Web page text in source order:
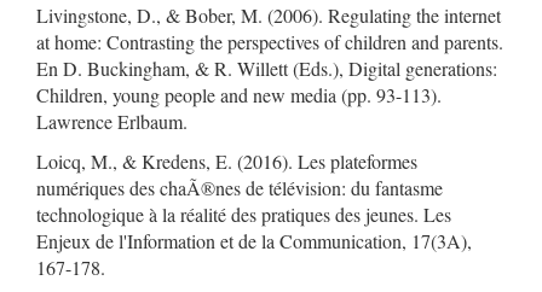
Livingstone, D., & Bober, M. (2006). Regulating the internet
at home: Contrasting the perspectives of children and parents.
En D. Buckingham, & R. Willett (Eds.), Digital generations:
Children, young people and new media (pp. 93-113).
Lawrence Erlbaum.
Loicq, M., & Kredens, E. (2016). Les plateformes
numériques des chaÃ®nes de télévision: du fantasme
technologique à la réalité des pratiques des jeunes. Les
Enjeux de l'Information et de la Communication, 17(3A),
167-178.